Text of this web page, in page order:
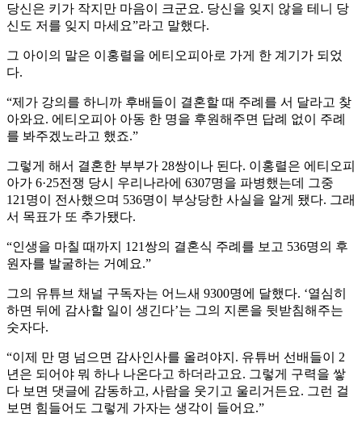
당신은 키가 작지만 마음이 크군요. 당신을 잊지 않을 테니 당
신도 저를 잊지 마세요”라고 말했다.
그 아이의 말은 이홍렬을 에티오피아로 가게 한 계기가 되었
다.
“제가 강의를 하니까 후배들이 결혼할 때 주례를 서 달라고 찾
아와요. 에티오피아 아동 한 명을 후원해주면 답례 없이 주례
를 봐주겠노라고 했죠.”
그렇게 해서 결혼한 부부가 28쌍이나 된다. 이홍렬은 에티오피
아가 6·25전쟁 당시 우리나라에 6307명을 파병했는데 그중
121명이 전사했으며 536명이 부상당한 사실을 알게 됐다. 그래
서 목표가 또 추가됐다.
“인생을 마칠 때까지 121쌍의 결혼식 주례를 보고 536명의 후
원자를 발굴하는 거예요.”
그의 유튜브 채널 구독자는 어느새 9300명에 달했다. ‘열심히
하면 뒤에 감사할 일이 생긴다’는 그의 지론을 뒷받침해주는
숫자다.
“이제 만 명 넘으면 감사인사를 올려야지. 유튜버 선배들이 2
년은 되어야 뭐 하나 나온다고 하더라고요. 그렇게 구력을 쌓
다 보면 댓글에 감동하고, 사람을 웃기고 울리거든요. 그런 걸
보면 힘들어도 그렇게 가자는 생각이 들어요.”